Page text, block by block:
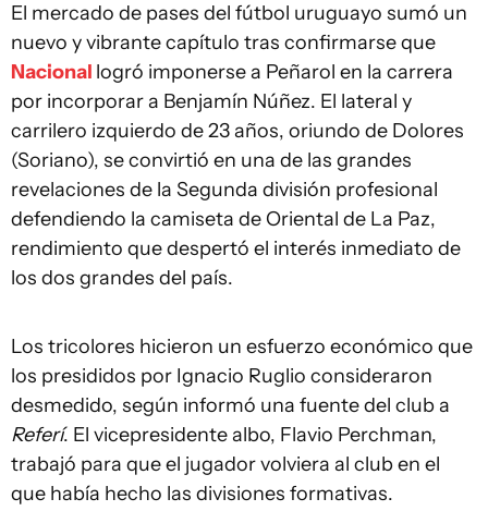
El mercado de pases del fútbol uruguayo sumó un
nuevo y vibrante capítulo tras confirmarse que
Nacional logró imponerse a Peñarol en la carrera
por incorporar a Benjamín Núñez. El lateral y
carrilero izquierdo de 23 años, oriundo de Dolores
(Soriano), se convirtió en una de las grandes
revelaciones de la Segunda división profesional
defendiendo la camiseta de Oriental de La Paz,
rendimiento que despertó el interés inmediato de
los dos grandes del país.
Los tricolores hicieron un esfuerzo económico que
los presididos por Ignacio Ruglio consideraron
desmedido, según informó una fuente del club a
Referí. El vicepresidente albo, Flavio Perchman,
trabajó para que el jugador volviera al club en el
que había hecho las divisiones formativas.